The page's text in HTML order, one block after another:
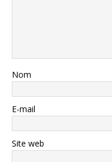
Nom
E-mail
Site web